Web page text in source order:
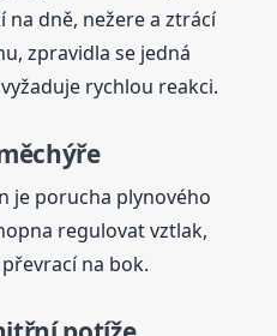
na dně, nežere a ztrácí
zpravidla se jedná
rychlou reakci.
je porucha plynového
regulovat vztlak,
na bok.